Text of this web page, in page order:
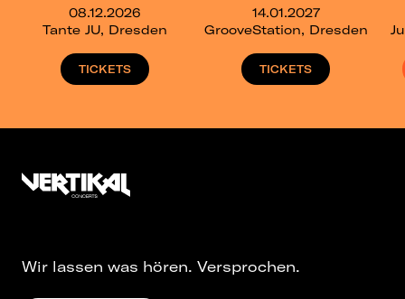
08.12.2026
Tante JU, Dresden
TICKETS
14.01.2027
GrooveStation, Dresden
TICKETS
Wir lassen was hören. Versprochen.